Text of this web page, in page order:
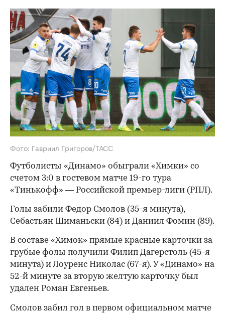
Фото: Гавриил Григоров/ТАСС
Футболисты «Динамо» обыграли «Химки» со
счетом 3:0 в гостевом матче 19-го тура
«Тинькофф» — Российской премьер-лиги (РПЛ).
Голы забили Федор Смолов (35-я минута),
Себастьян Шиманьски (84) и Даниил Фомин (89).
В составе «Химок» прямые красные карточки за
грубые фолы получили Филип Дагерстоль (45-я
минута) и Лоуренс Николас (67-я). У «Динамо» на
52-й минуте за вторую желтую карточку был
удален Роман Евгеньев.
Смолов забил гол в первом официальном матче